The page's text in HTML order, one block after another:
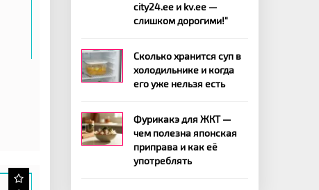
city24.ee и kv.ee —
слишком дорогими!"
Сколько хранится суп в
холодильнике и когда
его уже нельзя есть
Фурикакэ для ЖКТ —
чем полезна японская
приправа и как её
употреблять